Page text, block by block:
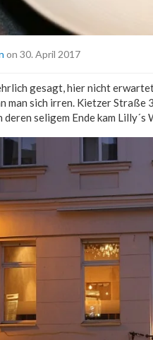
on 30. April 2017
gesagt, hier nicht
man sich irren. Kietzer
deren seligem Ende kam